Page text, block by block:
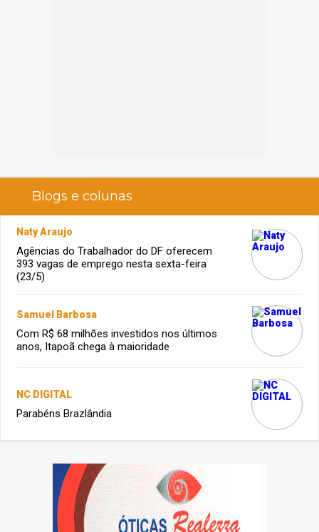
Blogs e colunas
Naty Araujo
Agências do Trabalhador do DF oferecem
393 vagas de emprego nesta sexta-feira
(23/5)
Samuel Barbosa
Com R$ 68 milhões investidos nos últimos
anos, Itapoã chega à maioridade
NC DIGITAL
Parabéns Brazlândia